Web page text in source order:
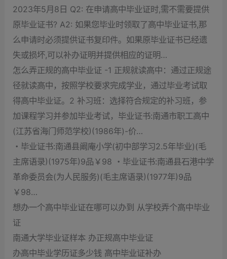
2023年5月8日 Q2: 在申请高中毕业证时,需不需要提供
原毕业证书? A2: 如果您毕业时领取了高中毕业证书,那
么申请时必须提供证书复印件。如果原毕业证书已经遗
失或损坏,可以补办证明并提供相应的证明…
怎么弄正规的高中毕业证 -1 正规就读高中：通过正规途
径就读高中，按照学校要求完成学业，通过毕业考试取
得高中毕业证。2 补习班：选择符合规定的补习班，参
加课程学习并参加毕业考试，毕业证书:南通市职工高中
(江苏省海门师范学校)(1986年)-价…
・毕业证书:南通县阚庵小学(初中部学习2.5年毕业)(毛
主席语录)(1975年)9品￥98 ・毕业证书:南通县石港中学
革命委员会(为人民服务)(毛主席语录)(1977年)9品
￥98…
想办一个高中毕业证在哪可以办到 从学校弄个高中毕业
证
南通大学毕业证样本 办正规高中毕业证
办高中毕业学历证多少钱 高中毕业证补办